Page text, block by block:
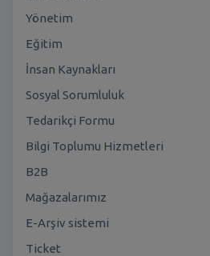
Yönetim
Eğitim
İnsan Kaynakları
Sosyal Sorumluluk
Tedarikçi Formu
Bilgi Toplumu Hizmetleri
B2B
Mağazalarımız
E-Arşiv sistemi
Ticket